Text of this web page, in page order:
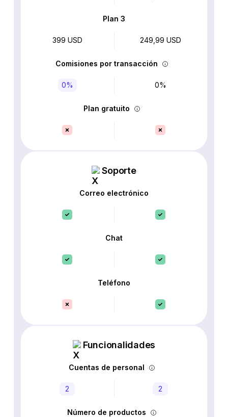
Plan 3
399 USD 249,99 USD
Comisiones por transacción
0% 0%
Plan gratuito
Soporte
Correo electrónico
Chat
Teléfono
Funcionalidades
Cuentas de personal
2 2
Número de productos